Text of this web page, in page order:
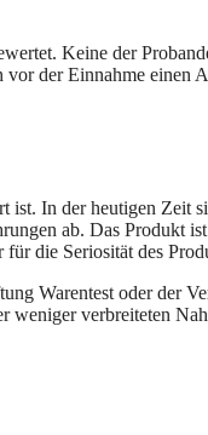
Keine der
der Einnahme einen
In der heutigen
ab. Das
die Seriosität des
Warentest oder der
weniger verbreiteten